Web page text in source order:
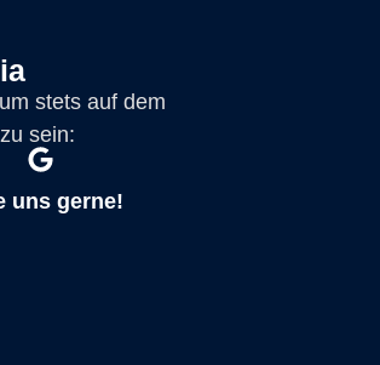
stets auf dem
sein:
uns gerne!